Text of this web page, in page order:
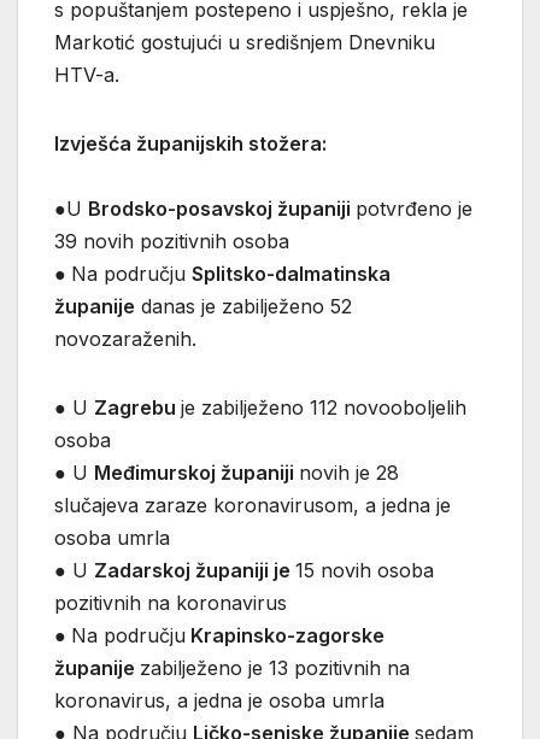
s popuštanjem postepeno i uspješno, rekla je
Markotić gostujući u središnjem Dnevniku
HTV-a.
Izvješća županijskih stožera:
●U Brodsko-posavskoj županiji potvrđeno je
39 novih pozitivnih osoba
● Na području Splitsko-dalmatinska
županije danas je zabilježeno 52
novozaraženih.
● U Zagrebu je zabilježeno 112 novooboljelih
osoba
● U Međimurskoj županiji novih je 28
slučajeva zaraze koronavirusom, a jedna je
osoba umrla
● U Zadarskoj županiji je 15 novih osoba
pozitivnih na koronavirus
● Na području Krapinsko-zagorske
županije zabilježeno je 13 pozitivnih na
koronavirus, a jedna je osoba umrla
● Na području Ličko-senjske županije sedam